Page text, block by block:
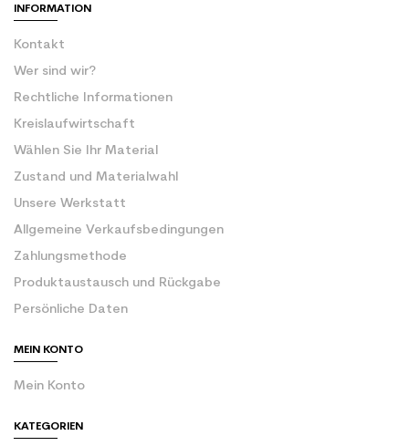
INFORMATION
Kontakt
Wer sind wir?
Rechtliche Informationen
Kreislaufwirtschaft
Wählen Sie Ihr Material
Zustand und Materialwahl
Unsere Werkstatt
Allgemeine Verkaufsbedingungen
Zahlungsmethode
Produktaustausch und Rückgabe
Persönliche Daten
MEIN KONTO
Mein Konto
KATEGORIEN